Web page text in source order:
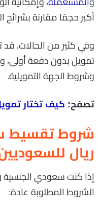
أكبر حجمًا مقارنة بشرائح
وفي كثير من الحالات،
تمويل بدون دفعة أولى،
وشروط الجهة التمويلية.
تصفح: كيف تختار
ريال
الشروط المطلوبة عادة: